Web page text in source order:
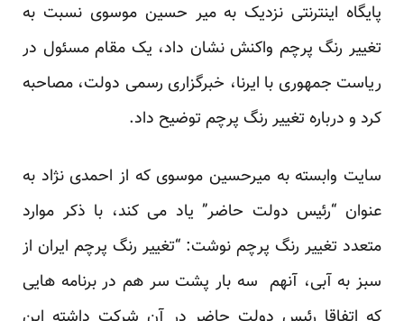
پایگاه اینترنتی نزدیک به میر حسین موسوی نسبت به
تغییر رنگ پرچم واکنش نشان داد، یک مقام مسئول در
ریاست جمهوری با ایرنا، خبرگزاری رسمی دولت، مصاحبه
کرد و درباره تغییر رنگ پرچم توضیح داد.
سایت وابسته به میرحسین موسوی که از احمدی نژاد به
عنوان “رئیس دولت حاضر” یاد می کند، با ذکر موارد
متعدد تغییر رنگ پرچم نوشت: “تغییر رنگ پرچم ایران از
سبز به آبی، آنهم سه بار پشت سر هم در برنامه هایی